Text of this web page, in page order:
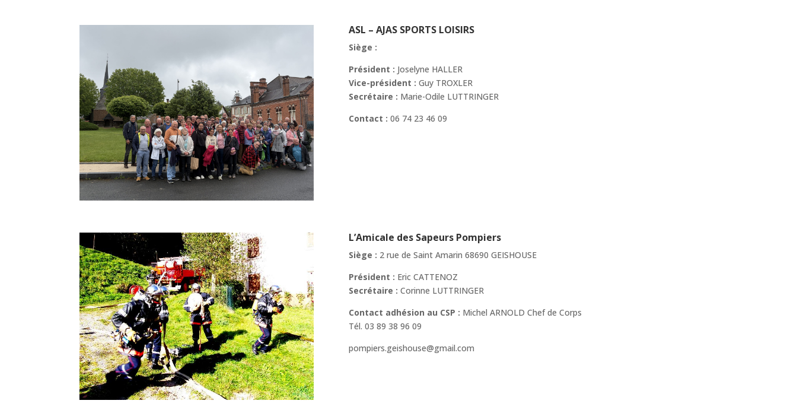
ASL – AJAS SPORTS LOISIRS
Siège :
Président : Joselyne HALLER
Vice-président :Guy TROXLER
Secrétaire : Marie-Odile LUTTRINGER
Contact :06 74 23 46 09
L’Amicale des Sapeurs Pompiers
Siège : 2 rue de Saint Amarin 68690 GEISHOUSE
Président : Eric CATTENOZ
Secrétaire :Corinne LUTTRINGER
Contact adhésion au CSP : Michel ARNOLD Chef de Corps
Tél. 03 89 38 96 09
pompiers.geishouse@gmail.com